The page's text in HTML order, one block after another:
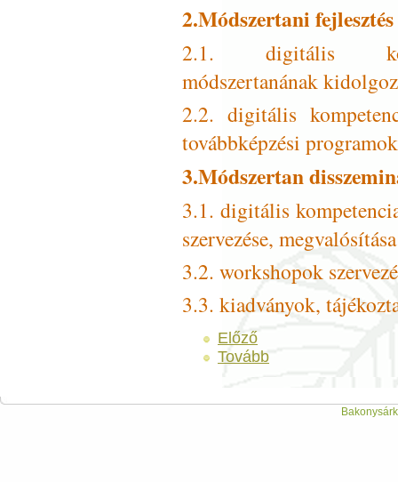
2.Módszertani fejlesztés
2.1. digitális
módszertanának
2.2. digitális
továbbképzési
3.Módszertan
3.1. digitális
szervezése, megvalósítása
3.2. workshopok
3.3. kiadványok,
Előző
Tovább